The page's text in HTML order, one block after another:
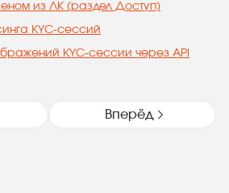
из ЛК (раздел Доступ)
KYC-сессий
KYC-сессии через API
Вперёд